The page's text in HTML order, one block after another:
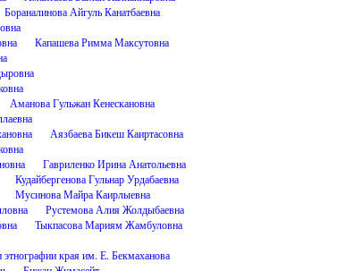
Бораналинова Айгуль Канатбаевна
Капашева Римма Максутовна
Аманова Гульжан Кенескановна
Аязбаева Бикеш Каиртасовна
Гавриленко Ирина Анатольевна
Кудайбергенова Гульнар Урдабаевна
Мусинова Майра Каирлыевна
Рустемова Алия Жолдыбаевна
Тыкпасова Мариям Жамбуловна
этнографии края им. Е. Бекмаханова